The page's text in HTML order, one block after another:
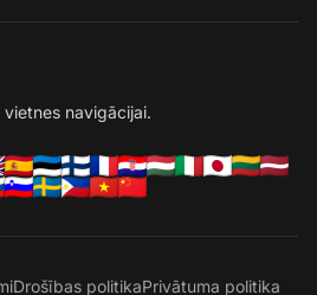
navigācijai.
Drošības politikaPrivātuma politika